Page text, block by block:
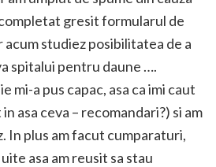
gresit formularul de
acum studiez posibilitatea de a
spitalui pentru daune ….
mi-a pus capac, asa ca imi caut
asa ceva – recomandari?) si am
In plus am facut cumparaturi,
asa am reusit sa stau